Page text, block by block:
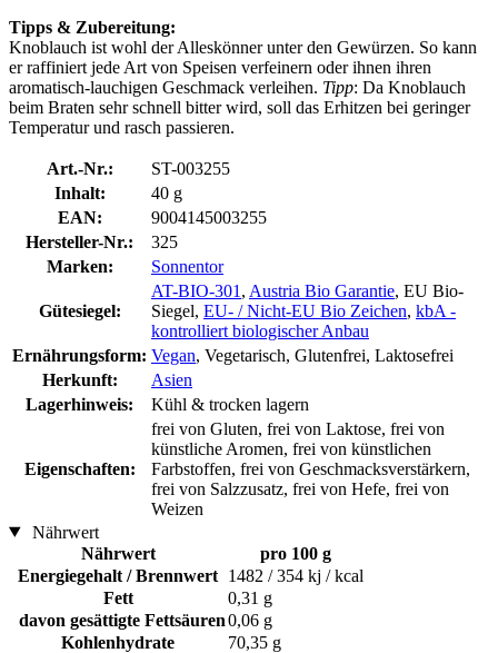
Tipps & Zubereitung:
Knoblauch ist wohl der Alleskönner unter den Gewürzen. So kann
er raffiniert jede Art von Speisen verfeinern oder ihnen ihren
aromatisch-lauchigen Geschmack verleihen. Tipp: Da Knoblauch
beim Braten sehr schnell bitter wird, soll das Erhitzen bei geringer
Temperatur und rasch passieren.
Art.-Nr.:
ST-003255
Inhalt:
40 g
EAN:
9004145003255
Hersteller-Nr.:
325
Marken:
Sonnentor
Gütesiegel:
AT-BIO-301 , Austria Bio Garantie, EU Bio-
Siegel, EU- / Nicht-EU Bio Zeichen, kbA -
kontrolliert biologischer Anbau
Ernährungsform: Vegan, Vegetarisch, Glutenfrei, Laktosefrei
Herkunft:
Asien
Lagerhinweis:
Kühl & trocken lagern
Eigenschaften:
frei von Gluten, frei von Laktose, frei von
künstliche Aromen, frei von künstlichen
Farbstoffen, frei von Geschmacksverstärkern,
frei von Salzzusatz, frei von Hefe, frei von
Weizen
Nährwert
Nährwert
pro 100 g
Energiegehalt / Brennwert 1482 / 354 kj / kcal
Fett
0,31 g
davon gesättigte Fettsäuren0,06 g
Kohlenhydrate
70,35 g